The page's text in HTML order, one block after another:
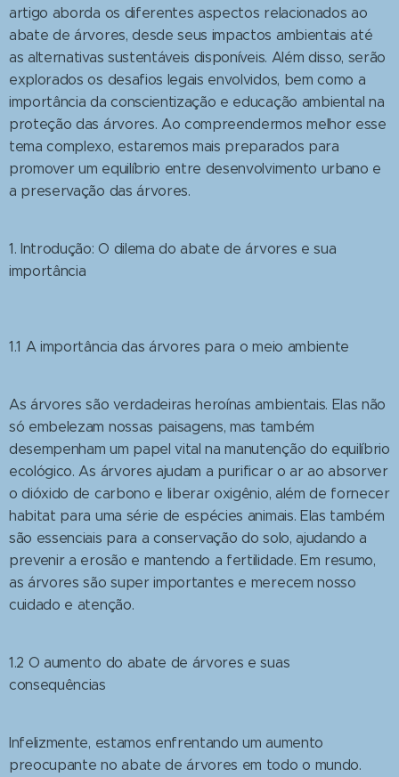
artigo aborda os diferentes aspectos relacionados ao
abate de árvores, desde seus impactos ambientais até
as alternativas sustentáveis disponíveis. Além disso, serão
explorados os desafios legais envolvidos, bem como a
importância da conscientização e educação ambiental na
proteção das árvores. Ao compreendermos melhor esse
tema complexo, estaremos mais preparados para
promover um equilíbrio entre desenvolvimento urbano e
a preservação das árvores.
1. Introdução: O dilema do abate de árvores e sua
importância
1.1 A importância das árvores para o meio ambiente
As árvores são verdadeiras heroínas ambientais. Elas não
só embelezam nossas paisagens, mas também
desempenham um papel vital na manutenção do equilíbrio
ecológico. As árvores ajudam a purificar o ar ao absorver
o dióxido de carbono e liberar oxigênio, além de fornecer
habitat para uma série de espécies animais. Elas também
são essenciais para a conservação do solo, ajudando a
prevenir a erosão e mantendo a fertilidade. Em resumo,
as árvores são super importantes e merecem nosso
cuidado e atenção.
1.2 O aumento do abate de árvores e suas
consequências
Infelizmente, estamos enfrentando um aumento
preocupante no abate de árvores em todo o mundo.